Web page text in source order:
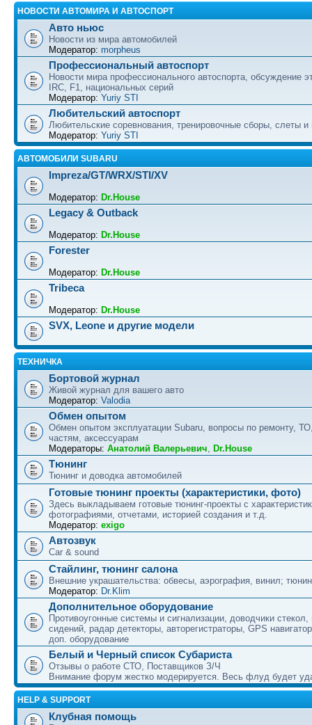
НОВОСТИ АВТОМИРА И АВТОСПОРТ
Авто ньюс
Новости из мира автомобилей
Модератор: morpheus
Профессиональный автоспорт
Новости мира профессионального автоспорта, обсуждение
IRC, F1, национальных серий
Модератор: Yuriy STI
Любительский автоспорт
Любительские соревнования, тренировочные сборы, слеты и
Модератор: Yuriy STI
АВТОМОБИЛИ SUBARU
Impreza/GT/WRX/STI/XV
Модератор: Dr.House
Legacy & Outback
Модератор: Dr.House
Forester
Модератор: Dr.House
Tribeca
Модератор: Dr.House
SVX, Leone и другие модели
ТЕХНИЧКА
Бортовой журнал
Живой журнал для вашего авто
Модератор: Valodia
Обмен опытом
Обмен опытом эксплуатации Subaru, вопросы по ремонту,
частям, аксессуарам
Модераторы: Анатолий Валерьевич, Dr.House
Тюнинг
Тюнинг и доводка автомобилей
Готовые тюнинг проекты (характеристики, фото)
Здесь выкладываем готовые тюнинг-проекты с
фотографиями, отчетами, историей создания и т.д.
Модератор: exigo
Автозвук
Car & sound
Стайлинг, тюнинг салона
Внешние украшательства: обвесы, аэрография, винил;
Модератор: Dr.Klim
Дополнительное оборудование
Противоугонные системы и сигнализации, доводчики стекол,
сидений, радар детекторы, авторегистраторы, GPS
доп. оборудование
Белый и Черный список Субариста
Отзывы о работе СТО, Поставщиков З/Ч
Внимание форум жестко модерируется. Весь флуд будет
HELP & SUPPORT
Клубная помощь